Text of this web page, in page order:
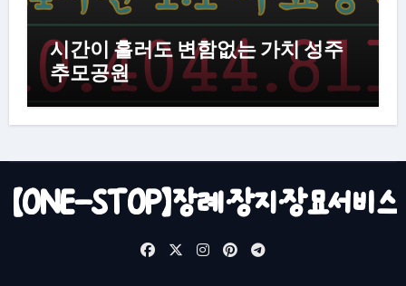
시간이 흘러도 변함없는 가치 성주
추모공원
【ONE-STOP】장례·장지·장묘서비스